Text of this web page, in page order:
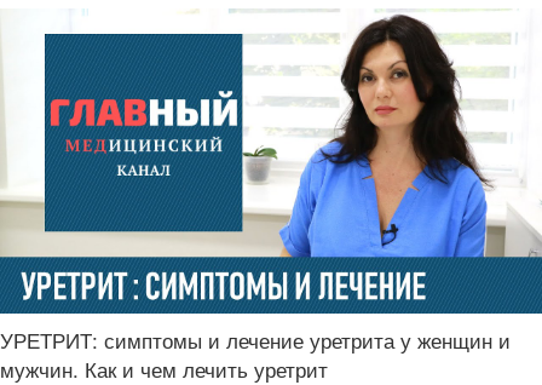
УРЕТРИТ: симптомы и лечение уретрита у женщин и
мужчин. Как и чем лечить уретрит